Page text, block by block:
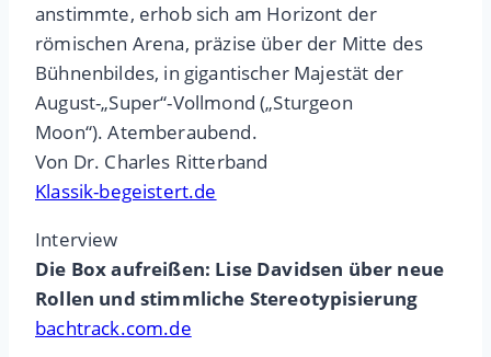
anstimmte, erhob sich am Horizont der
römischen Arena, präzise über der Mitte des
Bühnenbildes, in gigantischer Majestät der
August-„Super“-Vollmond („Sturgeon
Moon“). Atemberaubend.
Von Dr. Charles Ritterband
Klassik-begeistert.de
Interview
Die Box aufreißen: Lise Davidsen über neue
Rollen und stimmliche Stereotypisierung
bachtrack.com.de